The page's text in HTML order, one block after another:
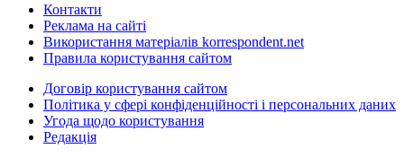
Контакти
Реклама на сайті
Використання матеріалів korrespondent.net
Правила користування сайтом
Договір користування сайтом
Політика у сфері конфіденційності і персональних даних
Угода щодо користування
Редакція